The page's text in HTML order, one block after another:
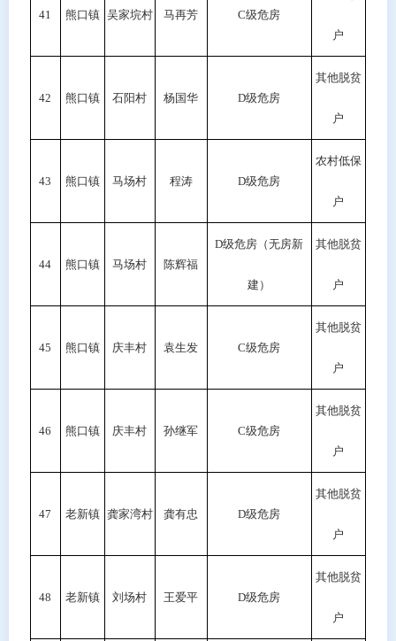
41 熊口镇 吴家垸村 马再芳 C级危房
户
42 熊口镇 石阳村 杨国华 D级危房
其他脱贫
户
43 熊口镇 马场村 程涛 D级危房
农村低保
户
44 熊口镇 马场村 陈辉福
D级危房（无房新
建）
其他脱贫
户
45 熊口镇 庆丰村 袁生发 C级危房
其他脱贫
户
46 熊口镇 庆丰村 孙继军 C级危房
其他脱贫
户
47 老新镇 龚家湾村 龚有忠 D级危房
其他脱贫
户
48 老新镇 刘场村 王爱平 D级危房
其他脱贫
户